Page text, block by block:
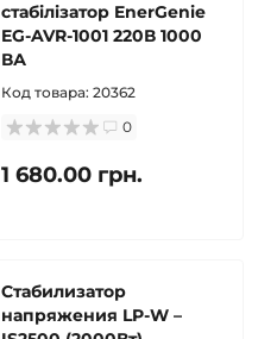
стабілізатор EnerGenie
EG-AVR-1001 220В 1000
ВА
Код товара: 20362
0
1 680.00 грн.
Стабилизатор
напряжения LP-W –